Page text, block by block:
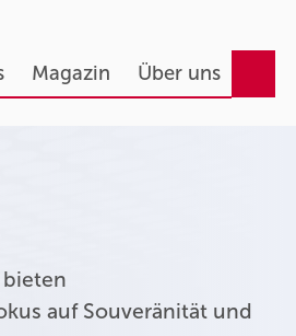
Magazin Über uns
auf Souveränität und